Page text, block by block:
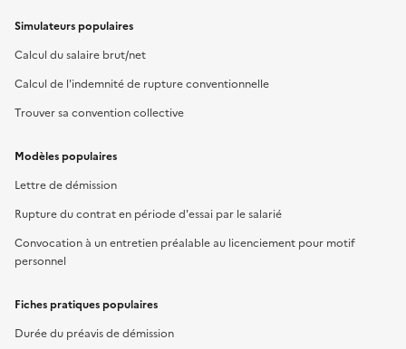
Simulateurs populaires
Calcul du salaire brut/net
Calcul de l'indemnité de rupture conventionnelle
Trouver sa convention collective
Modèles populaires
Lettre de démission
Rupture du contrat en période d'essai par le salarié
Convocation à un entretien préalable au licenciement pour motif
personnel
Fiches pratiques populaires
Durée du préavis de démission